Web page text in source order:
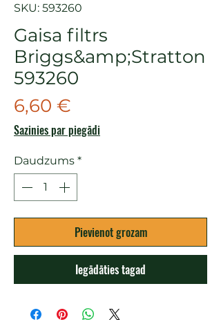
SKU: 593260
Gaisa filtrs
Briggs&amp;Stratton
593260
6,60 €
Sazinies par piegādi
Daudzums *
Pievienot grozam
Iegādāties tagad